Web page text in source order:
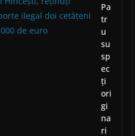
Pa
tr
u
su
sp
ec
ți
ori
gi
na
ri